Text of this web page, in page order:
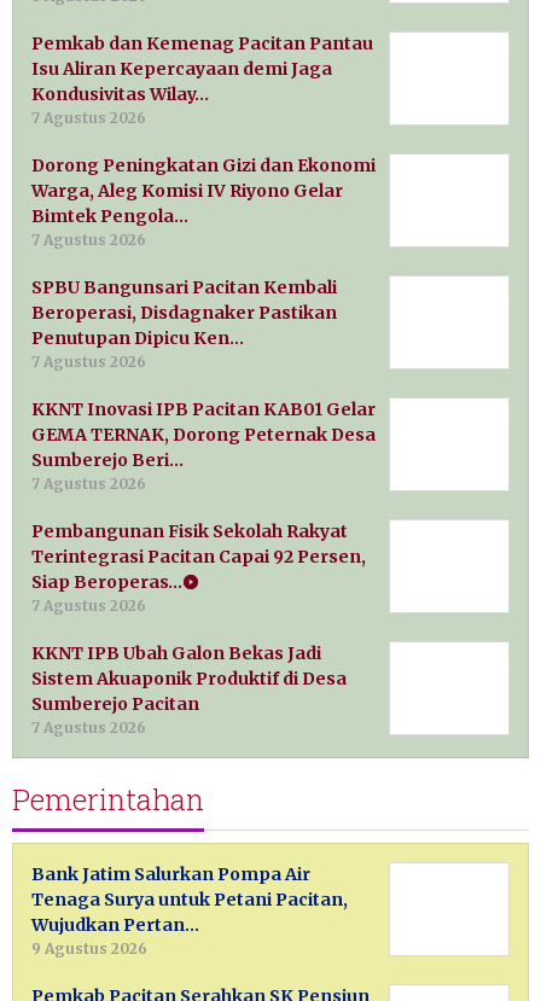
Pemkab dan Kemenag Pacitan Pantau
Isu Aliran Kepercayaan demi Jaga
Kondusivitas Wilay…
7 Agustus 2026
Dorong Peningkatan Gizi dan Ekonomi
Warga, Aleg Komisi IV Riyono Gelar
Bimtek Pengola…
7 Agustus 2026
SPBU Bangunsari Pacitan Kembali
Beroperasi, Disdagnaker Pastikan
Penutupan Dipicu Ken…
7 Agustus 2026
KKNT Inovasi IPB Pacitan KAB01 Gelar
GEMA TERNAK, Dorong Peternak Desa
Sumberejo Beri…
7 Agustus 2026
Pembangunan Fisik Sekolah Rakyat
Terintegrasi Pacitan Capai 92 Persen,
Siap Beroperas…
7 Agustus 2026
KKNT IPB Ubah Galon Bekas Jadi
Sistem Akuaponik Produktif di Desa
Sumberejo Pacitan
7 Agustus 2026
Pemerintahan
Bank Jatim Salurkan Pompa Air
Tenaga Surya untuk Petani Pacitan,
Wujudkan Pertan…
9 Agustus 2026
Pemkab Pacitan Serahkan SK Pensiun